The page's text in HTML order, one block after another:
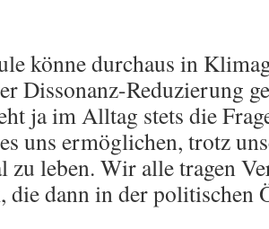
könne durchaus in
Dissonanz-Reduzierung
ja im Alltag stets die
uns ermöglichen, trotz
zu leben. Wir alle tragen
die dann in der politischen